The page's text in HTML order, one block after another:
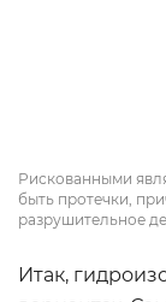
Рискованными
быть протечки,
разрушительное
Итак,